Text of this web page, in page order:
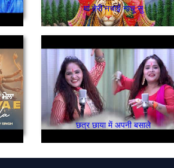
मां तेरी नचाई नाचू सु
छत्र छाया में अपनी बसाले